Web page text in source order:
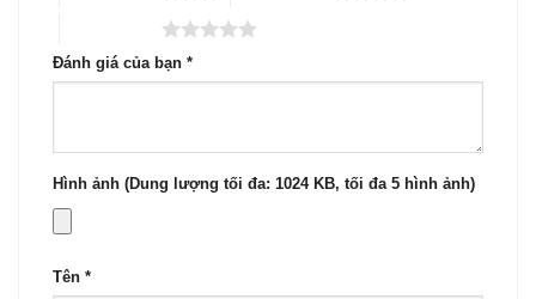
Đánh giá của bạn *
Hình ảnh (Dung lượng tối đa: 1024 KB, tối đa 5 hình ảnh)
Tên *